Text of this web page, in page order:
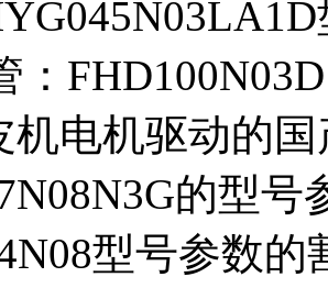
：
机电机驱动的
的型号
型号参数